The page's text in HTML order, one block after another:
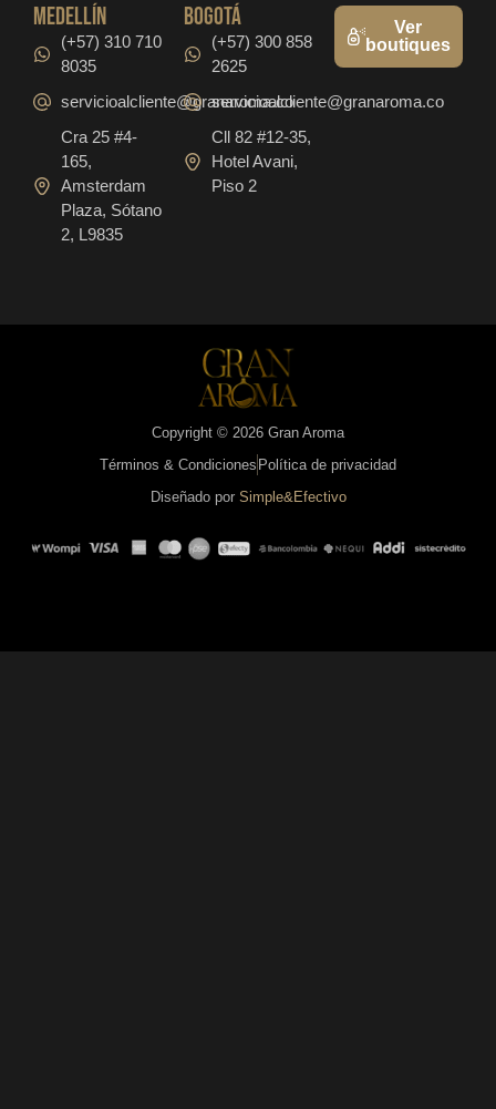
medellín
(+57) 310 710
8035
servicioalcliente@granaroma.co
Cra 25 #4-
165,
Amsterdam
Plaza, Sótano
2, L9835
bogotá
(+57) 300 858
2625
servicioalcliente@granaroma.co
Cll 82 #12-35,
Hotel Avani,
Piso 2
Ver
boutiques
Copyright © 2026 Gran Aroma
Términos & Condiciones Política de privacidad
Diseñado por Simple&Efectivo